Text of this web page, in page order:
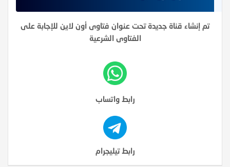
تم إنشاء قناة جديدة تحت عنوان فتاوى أون لاين للإجابة على
الفتاوى الشرعية
رابط واتساب
رابط تيليجرام